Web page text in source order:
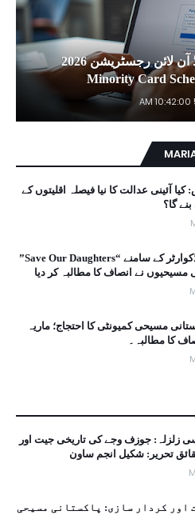
حکومتِ پنجاب اقلیتی کارڈ آن لائن رجسٹریشن 2026
Minority Card
کیا آئینی عدالت کا نیا فیصلہ اقلیتوں کے
گا؟
اقوام متحدہ ہیڈکوارٹر کے سامنے “Save Our Daughters”
مسیحیوں نے انصاف کا مطالبہ کر دیا
مسیحی کمیونٹی کا احتجاج؛ ماریہ
کا مطالبہ۔
زلزلہ: جوزف وجے کی تاریخی جیت اور
تحریر: شکیل انجم ساون
اور کردار سازی: پاکستانی مسیحی